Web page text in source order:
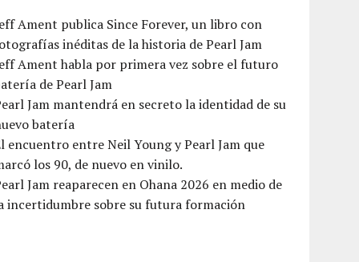
Ament publica Since Forever, un libro con
inéditas de la historia de Pearl Jam
Ament habla por primera vez sobre el futuro
de Pearl Jam
Jam mantendrá en secreto la identidad de su
batería
encuentro entre Neil Young y Pearl Jam que
los 90, de nuevo en vinilo.
Jam reaparecen en Ohana 2026 en medio de
incertidumbre sobre su futura formación